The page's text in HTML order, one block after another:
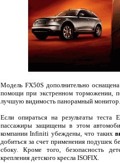
Модель FX50S дополнительно
помощи при экстренном торможении,
лучшую видимость панорамный монитор.
Если опираться на результаты
пассажиры защищены в этом
компании Infiniti убеждены, что таких
добиться за счет применения подушек
сбоку. Кроме того, безопасность
крепления детского кресла ISOFIX.